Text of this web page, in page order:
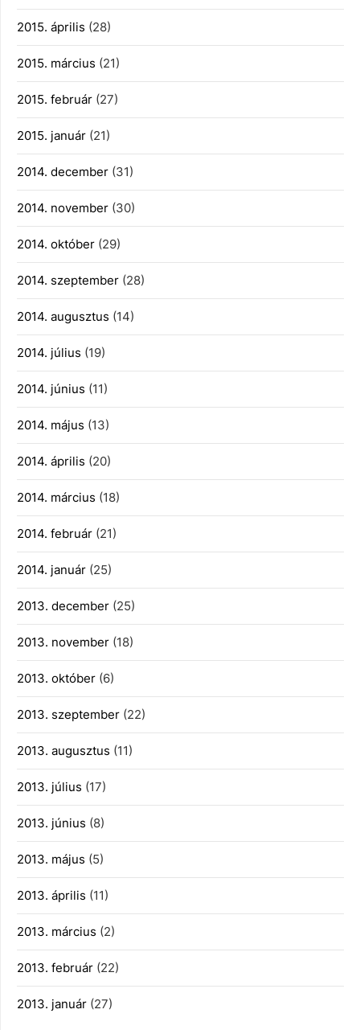
2015. április (28)
2015. március (21)
2015. február (27)
2015. január (21)
2014. december (31)
2014. november (30)
2014. október (29)
2014. szeptember (28)
2014. augusztus (14)
2014. július (19)
2014. június (11)
2014. május (13)
2014. április (20)
2014. március (18)
2014. február (21)
2014. január (25)
2013. december (25)
2013. november (18)
2013. október (6)
2013. szeptember (22)
2013. augusztus (11)
2013. július (17)
2013. június (8)
2013. május (5)
2013. április (11)
2013. március (2)
2013. február (22)
2013. január (27)